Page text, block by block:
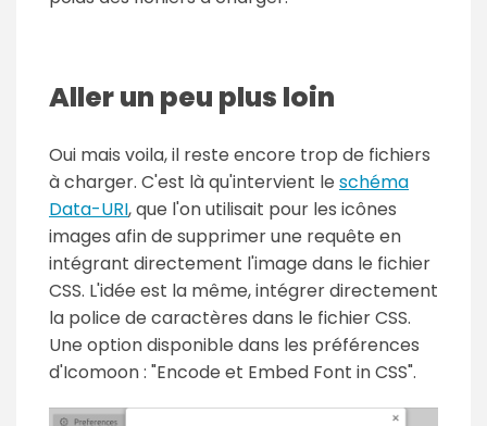
Aller un peu plus loin
Oui mais voila, il reste encore trop de fichiers
à charger. C'est là qu'intervient le schéma
Data-URI, que l'on utilisait pour les icônes
images afin de supprimer une requête en
intégrant directement l'image dans le fichier
CSS. L'idée est la même, intégrer directement
la police de caractères dans le fichier CSS.
Une option disponible dans les préférences
d'Icomoon : "Encode et Embed Font in CSS".